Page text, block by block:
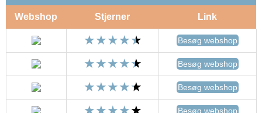
Webshop Stjerner Link
Besøg webshop
Besøg webshop
Besøg webshop
Besøg webshop